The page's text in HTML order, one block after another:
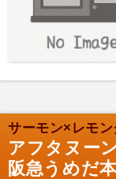
サーモン×レモン
アフタヌー
阪急うめだ